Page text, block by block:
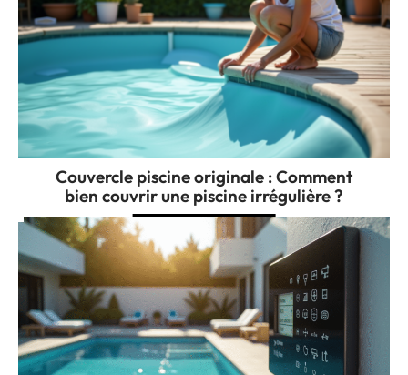
Couvercle piscine originale : Comment
bien couvrir une piscine irrégulière ?